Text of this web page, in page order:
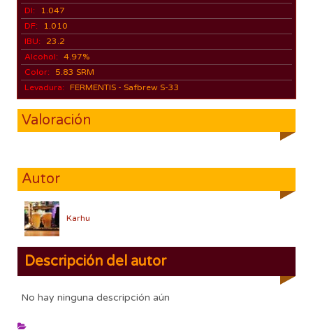
DI:
1.047
DF:
1.010
IBU:
23.2
Alcohol: 4.97%
Color:
5.83 SRM
Levadura: FERMENTIS - Safbrew S-33
Valoración
Autor
Karhu
Descripción del autor
No hay ninguna descripción aún